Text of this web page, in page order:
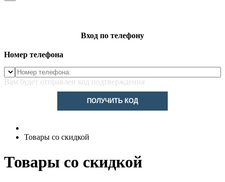
Вход по телефону
Номер телефона
Вам будет отправлен код подтверждения
ПОЛУЧИТЬ КОД
Товары со скидкой
Товары со скидкой